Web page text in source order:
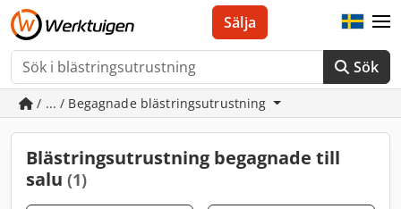
Sök
Sälja
/ ... / Begagnade blästringsutrustning
Blästringsutrustning begagnade till
salu (1)